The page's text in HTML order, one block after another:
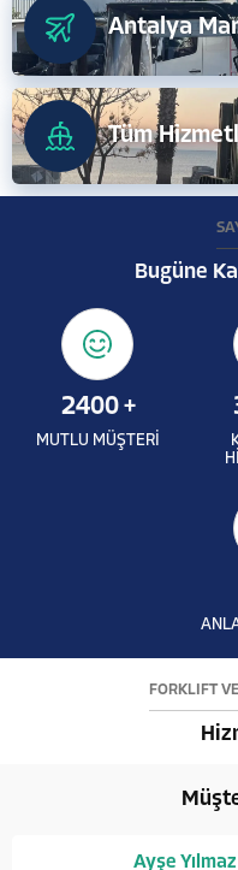
Antalya
Tüm
Bugüne
2400+
MUTLU MÜŞTERİ
FORKLİFT
Ayşe Yılmaz